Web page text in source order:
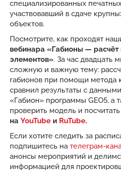
специализированных
участвовавший в сдаче
объектов.
Посмотрите, как проходят
вебинара «Габионы —
элементов». За час двадцать
сложную и важную тему:
габионов при помощи метода
сравнил результаты с
«Габион» программы GEO5, а
проверить модель и
на YouTube и RuTube.
Если хотите следить за
подпишитесь на телеграм-
анонсы мероприятий и
информацией для